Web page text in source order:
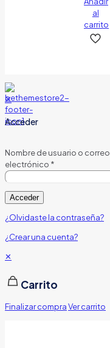
al
carrito
✕
Acceder
Nombre de usuario o correo
electrónico *
Acceder
¿Olvidaste la contraseña?
¿Crear una cuenta?
✕
Carrito
Finalizar compraVer carrito